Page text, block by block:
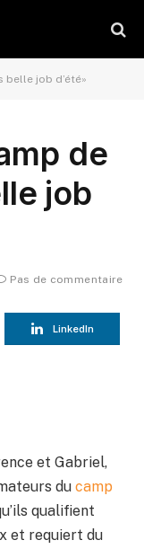
belle job d’été»
de
job
Pas de commentaire
LinkedIn
et Gabriel,
du camp
qualifient
et requiert du